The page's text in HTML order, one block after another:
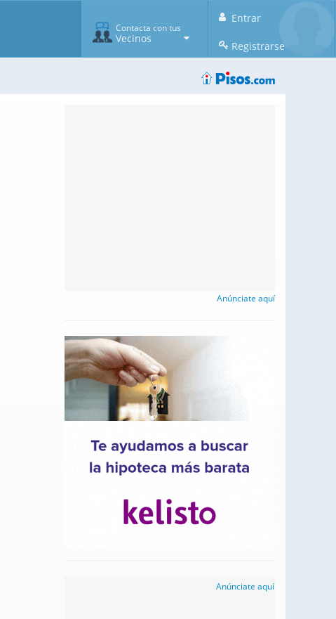
Entrar
Registrarse
Contacta con tus
Vecinos
Anúnciate aquí
Anúnciate aquí